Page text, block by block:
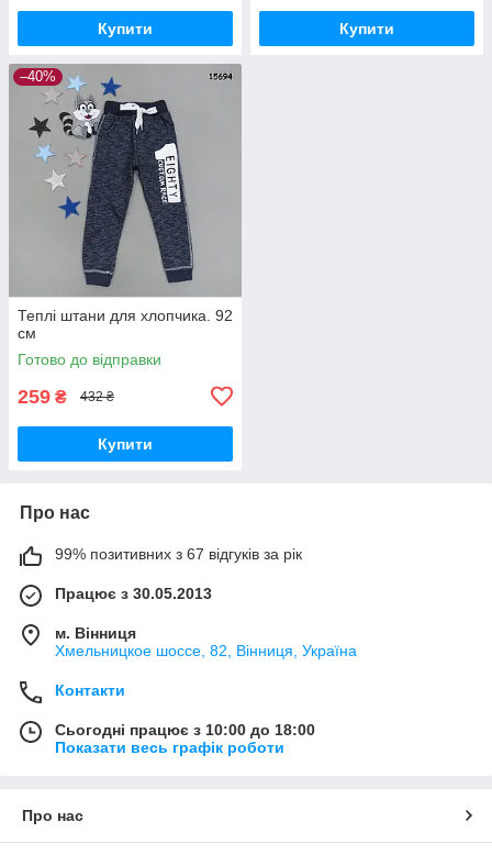
Купити Купити
–40%
Теплі штани для хлопчика. 92
см
Готово до відправки
259 ₴ 432 ₴
Купити
Про нас
99% позитивних з 67 відгуків за рік
Працює з 30.05.2013
м. Вінниця
Хмельницкое шоссе, 82, Вінниця, Україна
Контакти
Сьогодні працює з 10:00 до 18:00
Показати весь графік роботи
Про нас